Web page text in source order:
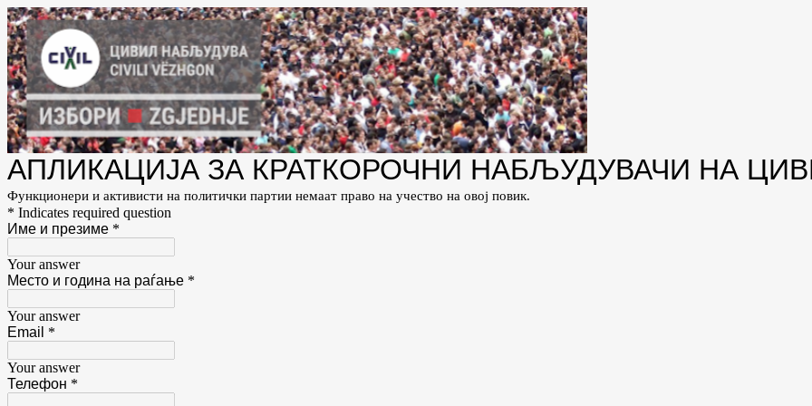
АПЛИКАЦИЈА ЗА КРАТКОРОЧНИ НАБЉУДУВАЧИ НА
Функционери и активисти на политички партии немаат право на учество на овој повик.
* Indicates required question
Име и презиме *
Your answer
Место и година на раѓање *
Your answer
Email *
Your answer
Телефон *